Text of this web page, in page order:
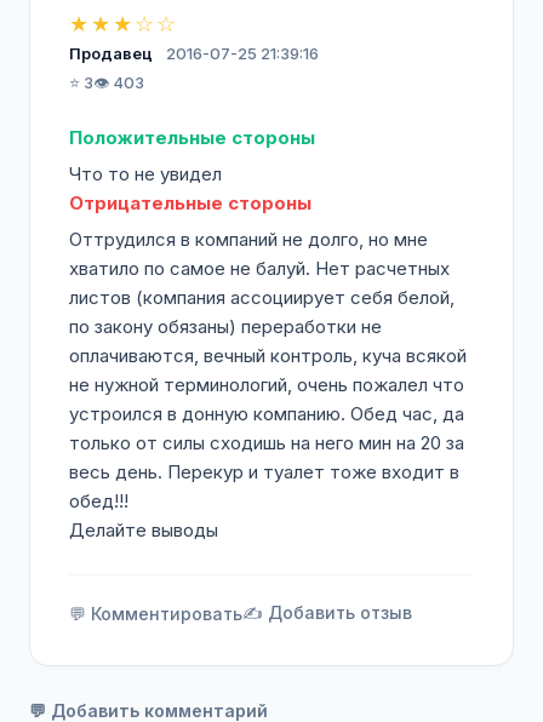
ценность за меньшие деньги. Под
ценностью мы понимаем оптимальное
сочетание качества, практичности,
продаваемой обуви при лучшем выборе.
Как одна из ведущих российских сетей мы
обладаем большим опытом, репутацией и
ответственностью, а значит, для всех
наших покупателей мы являемся надёжным
местом покупки. Наша компания
предлагает надежные гарантии качества
своей продукции. Опытные дизайнеры и
технологи, работающие в нашей команде,
тщательно подбирают коллекцию обуви на
каждый сезон. А это значит, что в наших
магазинах к каждому сезону появляется
широкий, профессионально продуманный
★★★☆☆
Продавец
2016-07-25 21:39:16
⭐ 3👁️ 403
Положительные стороны
Что то не увидел
Отрицательные стороны
Оттрудился в компаний не долго, но мне
хватило по самое не балуй. Нет расчетных
листов (компания ассоциирует себя белой,
по закону обязаны) переработки не
оплачиваются, вечный контроль, куча всякой
не нужной терминологий, очень пожалел что
устроился в донную компанию. Обед час, да
только от силы сходишь на него мин на 20 за
весь день. Перекур и туалет тоже входит в
обед!!!
Делайте выводы
💬 Комментировать✍️ Добавить отзыв
💬 Добавить комментарий